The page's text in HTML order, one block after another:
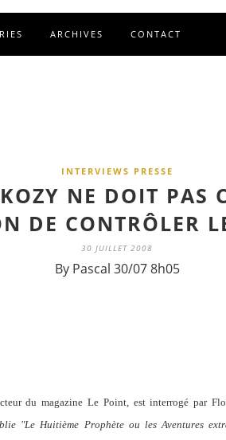
ARCHIVES CONTACT
INTERVIEWS PRESSE
NE DOIT PAS
DE CONTRÔLER
30 JUILLET 2008
By Pascal 30/07 8h05
du magazine Le Point, est interrogé par
"Le Huitième Prophète ou les Aventures